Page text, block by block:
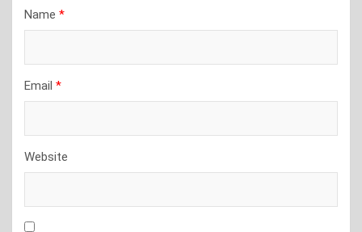
Name *
Email *
Website